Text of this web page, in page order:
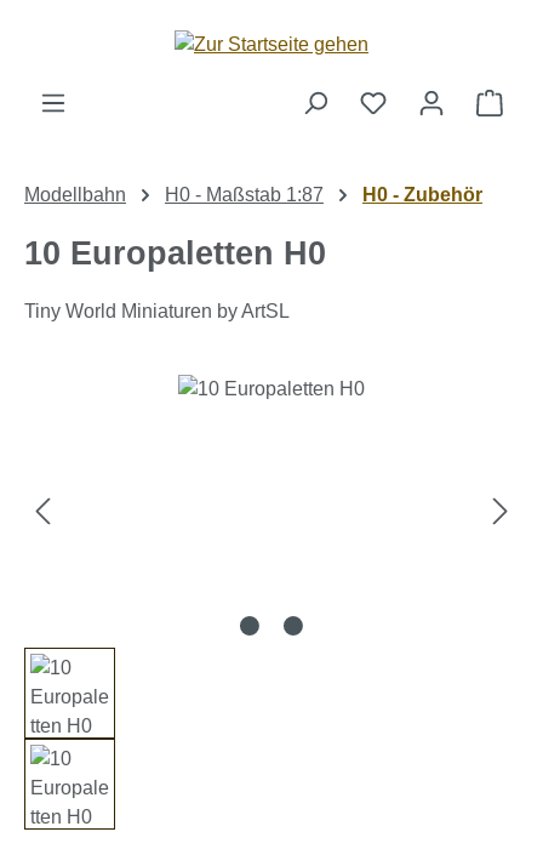
Zum Hauptinhalt springen
Modellbahn H0 - Maßstab 1:87 H0 - Zubehör
10 Europaletten H0
Tiny World Miniaturen by ArtSL
Bildergalerie überspringen